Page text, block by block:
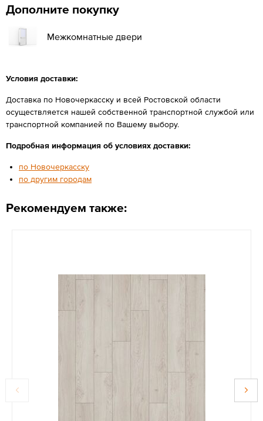
Дополните покупку
Межкомнатные двери
Условия доставки:
Доставка по Новочеркасску и всей Ростовской области
осуществляется нашей собственной транспортной службой или
транспортной компанией по Вашему выбору.
Подробная информация об условиях доставки:
по Новочеркасску
по другим городам
Рекомендуем также: